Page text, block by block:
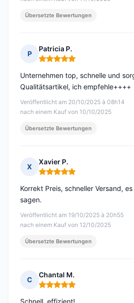
Übersetzte Bewertungen
P
Patricia P.
Hinweis: 5 von 5
Veröffentlicht am 20/10/2025 à 08h14
nach einem Kauf von 10/10/2025
Unternehmen top, schnelle und
Qualitätsartikel, ich empfehle++++
Übersetzte Bewertungen
X
Xavier P.
Hinweis: 5 von 5
Veröffentlicht am 19/10/2025 à 20h55
nach einem Kauf von 12/10/2025
Korrekt Preis, schneller Versand,
sagen.
Übersetzte Bewertungen
C
Chantal M.
Hinweis: 5 von 5